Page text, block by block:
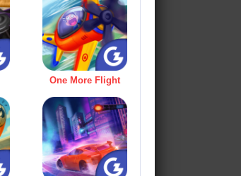
One More Flight